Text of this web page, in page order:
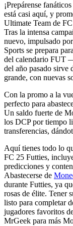
¡Prepárense
está casi aquí, y
Ultimate Team de
Tras la intensa
nuevo, impulsado
Sports se prepara
del calendario FUT
del año pasado sirve
grande, con nuevas
Con la promo a la
perfecto para
Un saldo fuerte de
los DCP por tiempo
transferencias,
Aquí tienes todo lo
FC 25 Futties,
predicciones y
Abastecerse de
durante Futties, ya
rosas de élite. Tener
listo para completar
jugadores favoritos
MrGeek para más